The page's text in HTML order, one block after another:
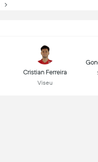
Cristian Ferreira
Viseu